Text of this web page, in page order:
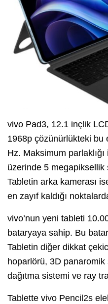
vivo Pad3, 12.1 inçlik
1968p çözünürlükteki bu
Hz. Maksimum
üzerinde 5 megapiksellik
Tabletin arka kamerası
en zayıf kaldığı
vivo’nun yeni tableti
bataryaya sahip. Bu
Tabletin diğer dikkat
hoparlörü, 3D panaromik
dağıtma sistemi ve ray
Tablette vivo Pencil2s